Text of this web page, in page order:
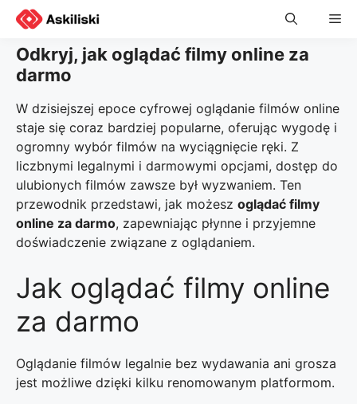
Skip
content
Odkryj, jak oglądać filmy online za
darmo
W dzisiejszej epoce cyfrowej oglądanie filmów online
staje się coraz bardziej popularne, oferując wygodę i
ogromny wybór filmów na wyciągnięcie ręki. Z
liczbnymi legalnymi i darmowymi opcjami, dostęp do
ulubionych filmów zawsze był wyzwaniem. Ten
przewodnik przedstawi, jak możesz oglądać filmy
online za darmo, zapewniając płynne i przyjemne
doświadczenie związane z oglądaniem.
Jak oglądać filmy online
za darmo
Oglądanie filmów legalnie bez wydawania ani grosza
jest możliwe dzięki kilku renomowanym platformom.